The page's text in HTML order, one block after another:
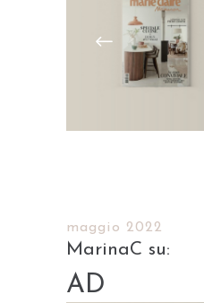
maggio 2022
AD